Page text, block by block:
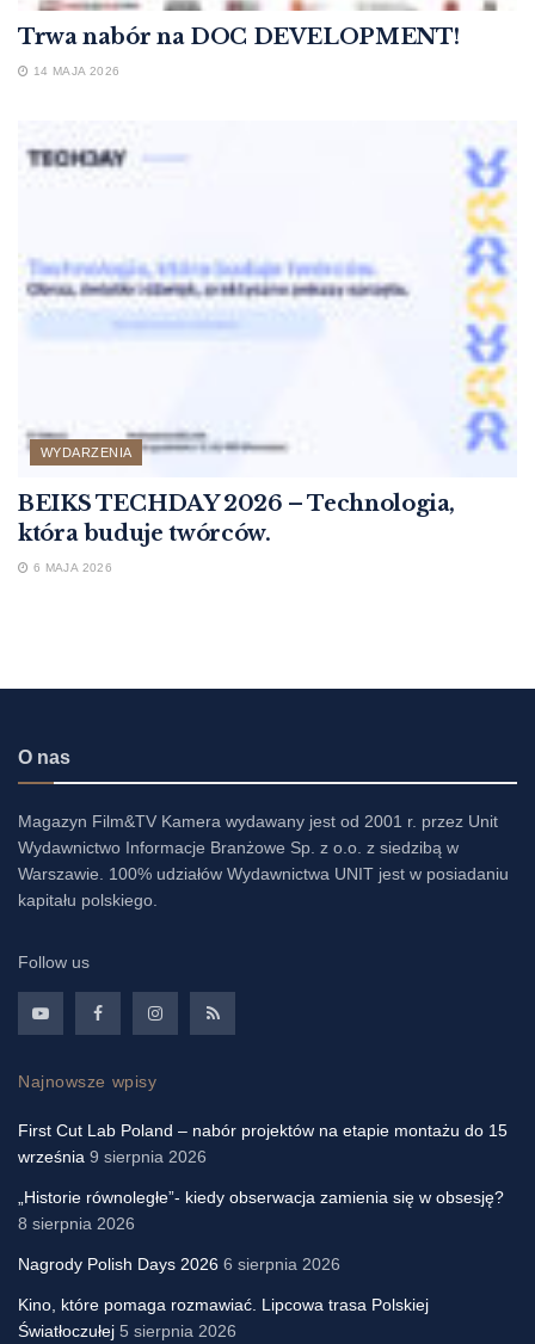
Trwa nabór na DOC DEVELOPMENT!
14 MAJA 2026
WYDARZENIA
BEIKS TECHDAY 2026 – Technologia,
która buduje twórców.
6 MAJA 2026
O nas
Magazyn Film&TV Kamera wydawany jest od 2001 r. przez Unit
Wydawnictwo Informacje Branżowe Sp. z o.o. z siedzibą w
Warszawie. 100% udziałów Wydawnictwa UNIT jest w posiadaniu
kapitału polskiego.
Follow us
Najnowsze wpisy
First Cut Lab Poland – nabór projektów na etapie montażu do 15
września 9 sierpnia 2026
„Historie równoległe”- kiedy obserwacja zamienia się w obsesję?
8 sierpnia 2026
Nagrody Polish Days 2026 6 sierpnia 2026
Kino, które pomaga rozmawiać. Lipcowa trasa Polskiej
Światłoczułej 5 sierpnia 2026